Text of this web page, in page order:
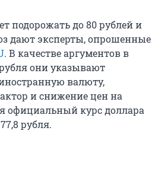
подорожать до 80 рублей и
дают эксперты, опрошенные
. В качестве аргументов в
они указывают
валюту,
и снижение цен на
официальный курс доллара
рубля.